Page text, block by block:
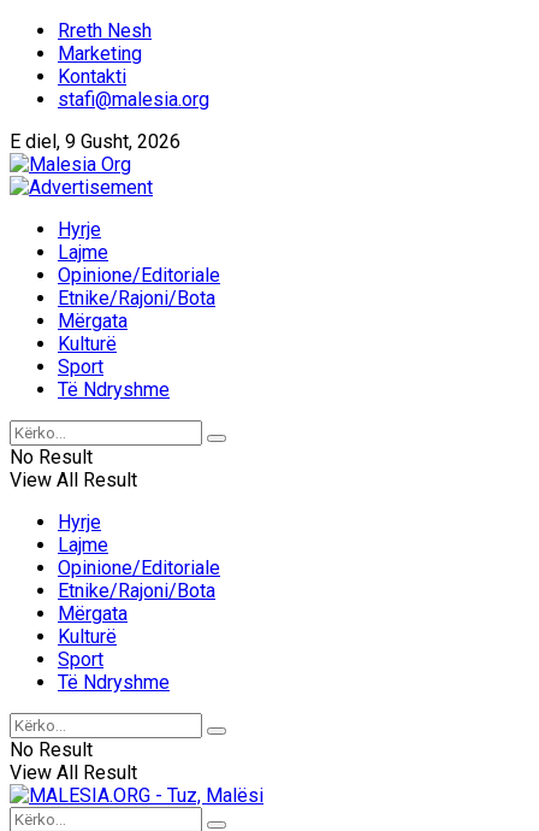
Rreth Nesh
Marketing
Kontakti
stafi@malesia.org
E diel, 9 Gusht, 2026
Hyrje
Lajme
Opinione/Editoriale
Etnike/Rajoni/Bota
Mërgata
Kulturë
Sport
Të Ndryshme
No Result
View All Result
Hyrje
Lajme
Opinione/Editoriale
Etnike/Rajoni/Bota
Mërgata
Kulturë
Sport
Të Ndryshme
No Result
View All Result